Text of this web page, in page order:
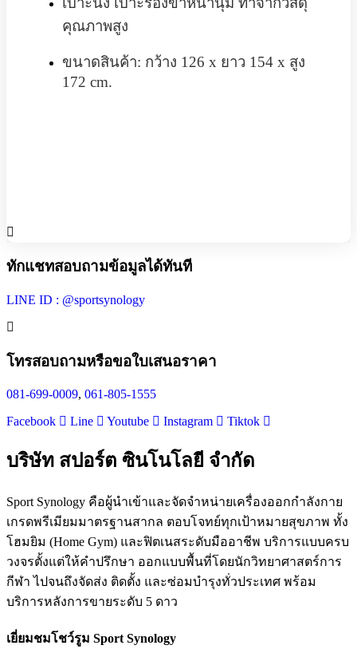
คุณภาพสูง
ขนาดสินค้า: กว้าง 126 x ยาว 154 x สูง
172 cm.
ทักแชทสอบถามข้อมูลได้ทันที
LINE ID : @sportsynology
โทรสอบถามหรือขอใบเสนอราคา
081-699-0009, 061-805-1555
Facebook
Line Youtube Instagram Tiktok
บริษัท สปอร์ต ซินโนโลยี จำกัด
Sport Synology คือผู้นำเข้าและจัดจำหน่ายเครื่องออกกำลังกาย
เกรดพรีเมียมมาตรฐานสากล ตอบโจทย์ทุกเป้าหมายสุขภาพ ทั้ง
โฮมยิม (Home Gym) และฟิตเนสระดับมืออาชีพ บริการแบบครบ
วงจรตั้งแต่ให้คำปรึกษา ออกแบบพื้นที่โดยนักวิทยาศาสตร์การ
กีฬา ไปจนถึงจัดส่ง ติดตั้ง และซ่อมบำรุงทั่วประเทศ พร้อม
บริการหลังการขายระดับ 5 ดาว
เยี่ยมชมโชว์รูม Sport Synology